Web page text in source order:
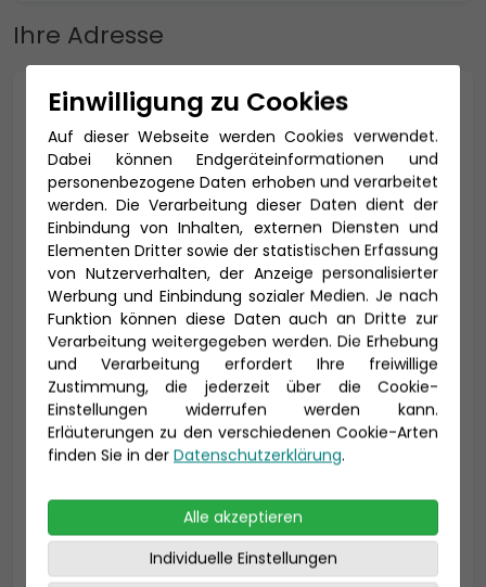
Ihre Adresse
Anrede *
Titel
Vorname * Nachname *
E-Mail *
Einwilligung zu Cookies
Auf dieser Webseite werden Cookies verwendet.
Dabei können Endgeräteinformationen und
personenbezogene Daten erhoben und verarbeitet
werden. Die Verarbeitung dieser Daten dient der
Einbindung von Inhalten, externen Diensten und
Elementen Dritter sowie der statistischen Erfassung
von Nutzerverhalten, der Anzeige personalisierter
Werbung und Einbindung sozialer Medien. Je nach
Funktion können diese Daten auch an Dritte zur
Verarbeitung weitergegeben werden. Die Erhebung
und Verarbeitung erfordert Ihre freiwillige
Zustimmung, die jederzeit über die Cookie-
Einstellungen widerrufen werden kann.
Erläuterungen zu den verschiedenen Cookie-Arten
finden Sie in der Datenschutzerklärung.
Alle akzeptieren
Individuelle Einstellungen